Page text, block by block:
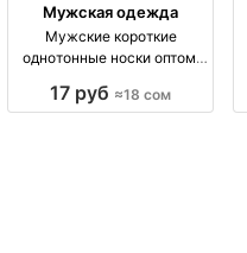
Мужская одежда
Мужские короткие
однотонные носки оптом,
производство Киргизия
17 руб ≈18 сом